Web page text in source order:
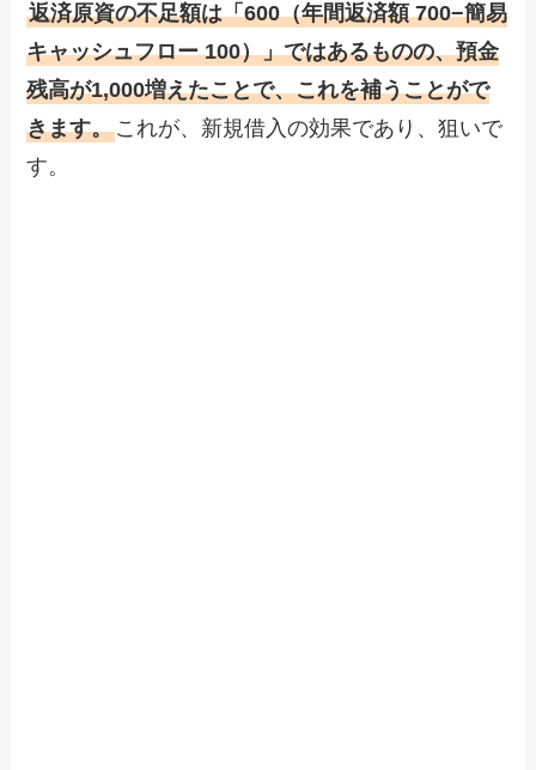
返済原資の不足額は「600（年間返済額 700−簡易
キャッシュフロー 100）」ではあるものの、預金
残高が1,000増えたことで、これを補うことがで
きます。これが、新規借入の効果であり、狙いで
す。